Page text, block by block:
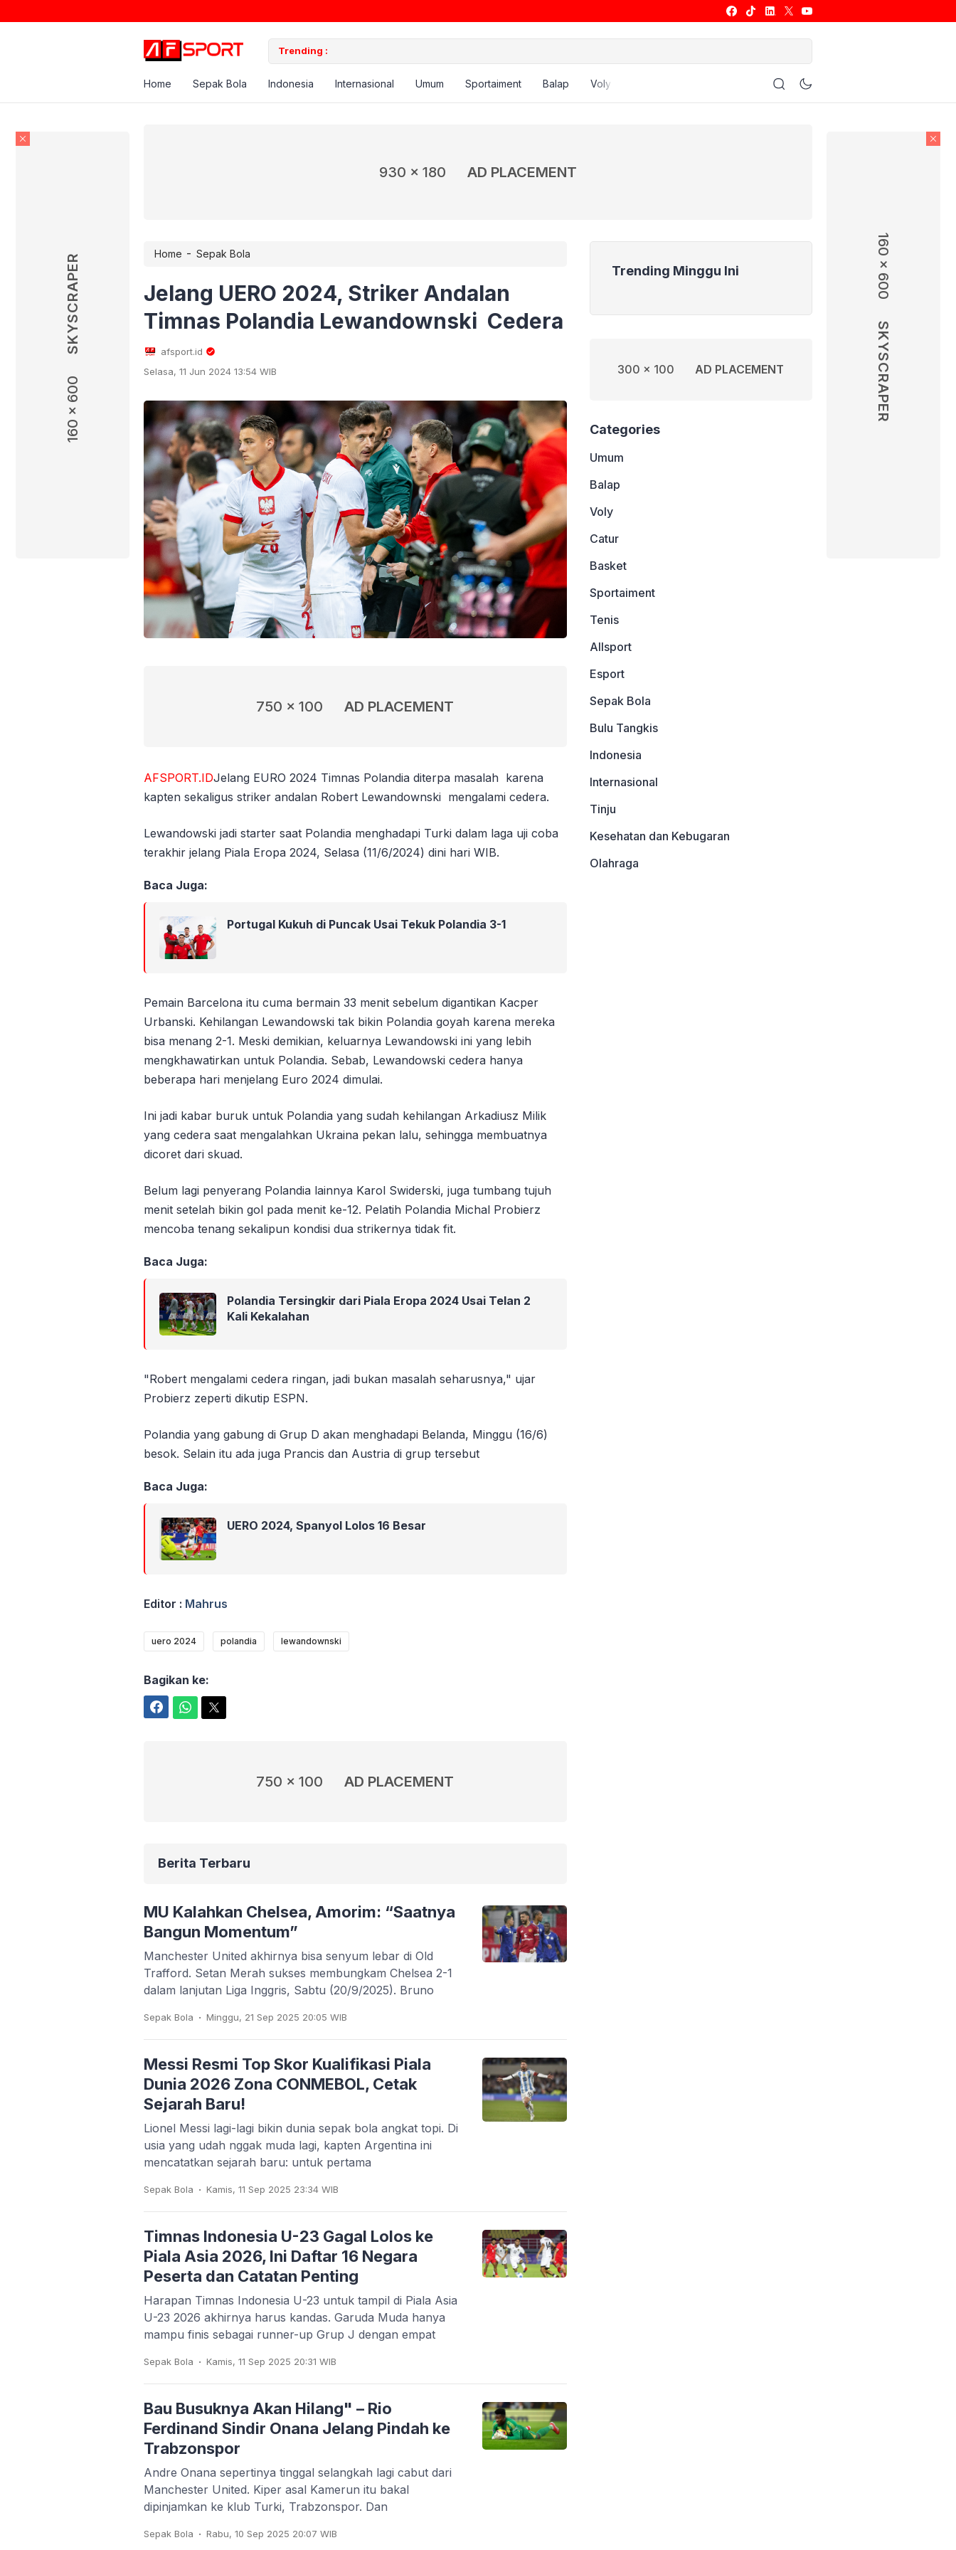
160 x 600
SKYSCRAPER 160 x 600
SKYSCRAPER
Trending :
Home Sepak Bola Indonesia Internasional Umum Sportaiment Balap Voly Allsport
930 x 180 AD PLACEMENT
Home - Sepak Bola
Jelang UERO 2024, Striker Andalan
Timnas Polandia Lewandownski Cedera
afsport.id
Selasa, 11 Jun 2024 13:54 WIB
750 x 100 AD PLACEMENT
AFSPORT.IDJelang EURO 2024 Timnas Polandia diterpa masalah karena
kapten sekaligus striker andalan Robert Lewandownski mengalami cedera.
Lewandowski jadi starter saat Polandia menghadapi Turki dalam laga uji coba
terakhir jelang Piala Eropa 2024, Selasa (11/6/2024) dini hari WIB.
Baca Juga:
Portugal Kukuh di Puncak Usai Tekuk Polandia 3-1
Pemain Barcelona itu cuma bermain 33 menit sebelum digantikan Kacper
Urbanski. Kehilangan Lewandowski tak bikin Polandia goyah karena mereka
bisa menang 2-1. Meski demikian, keluarnya Lewandowski ini yang lebih
mengkhawatirkan untuk Polandia. Sebab, Lewandowski cedera hanya
beberapa hari menjelang Euro 2024 dimulai.
Ini jadi kabar buruk untuk Polandia yang sudah kehilangan Arkadiusz Milik
yang cedera saat mengalahkan Ukraina pekan lalu, sehingga membuatnya
dicoret dari skuad.
Belum lagi penyerang Polandia lainnya Karol Swiderski, juga tumbang tujuh
menit setelah bikin gol pada menit ke-12. Pelatih Polandia Michal Probierz
mencoba tenang sekalipun kondisi dua strikernya tidak fit.
Baca Juga:
Polandia Tersingkir dari Piala Eropa 2024 Usai Telan 2
Kali Kekalahan
"Robert mengalami cedera ringan, jadi bukan masalah seharusnya," ujar
Probierz zeperti dikutip ESPN.
Polandia yang gabung di Grup D akan menghadapi Belanda, Minggu (16/6)
besok. Selain itu ada juga Prancis dan Austria di grup tersebut
Baca Juga:
UERO 2024, Spanyol Lolos 16 Besar
Editor : Mahrus
uero 2024 polandia lewandownski
Bagikan ke:
750 x 100 AD PLACEMENT
Berita Terbaru
MU Kalahkan Chelsea, Amorim: “Saatnya
Bangun Momentum”
Manchester United akhirnya bisa senyum lebar di Old
Trafford. Setan Merah sukses membungkam Chelsea 2-1
dalam lanjutan Liga Inggris, Sabtu (20/9/2025). Bruno
Sepak Bola . Minggu, 21 Sep 2025 20:05 WIB
Messi Resmi Top Skor Kualifikasi Piala
Dunia 2026 Zona CONMEBOL, Cetak
Sejarah Baru!
Lionel Messi lagi-lagi bikin dunia sepak bola angkat topi. Di
usia yang udah nggak muda lagi, kapten Argentina ini
mencatatkan sejarah baru: untuk pertama
Sepak Bola . Kamis, 11 Sep 2025 23:34 WIB
Timnas Indonesia U-23 Gagal Lolos ke
Piala Asia 2026, Ini Daftar 16 Negara
Peserta dan Catatan Penting
Harapan Timnas Indonesia U-23 untuk tampil di Piala Asia
U-23 2026 akhirnya harus kandas. Garuda Muda hanya
mampu finis sebagai runner-up Grup J dengan empat
Sepak Bola . Kamis, 11 Sep 2025 20:31 WIB
Bau Busuknya Akan Hilang" – Rio
Ferdinand Sindir Onana Jelang Pindah ke
Trabzonspor
Andre Onana sepertinya tinggal selangkah lagi cabut dari
Manchester United. Kiper asal Kamerun itu bakal
dipinjamkan ke klub Turki, Trabzonspor. Dan
Sepak Bola . Rabu, 10 Sep 2025 20:07 WIB
Trending Minggu Ini
300 x 100 AD PLACEMENT
Categories
Umum
Balap
Voly
Catur
Basket
Sportaiment
Tenis
Allsport
Esport
Sepak Bola
Bulu Tangkis
Indonesia
Internasional
Tinju
Kesehatan dan Kebugaran
Olahraga